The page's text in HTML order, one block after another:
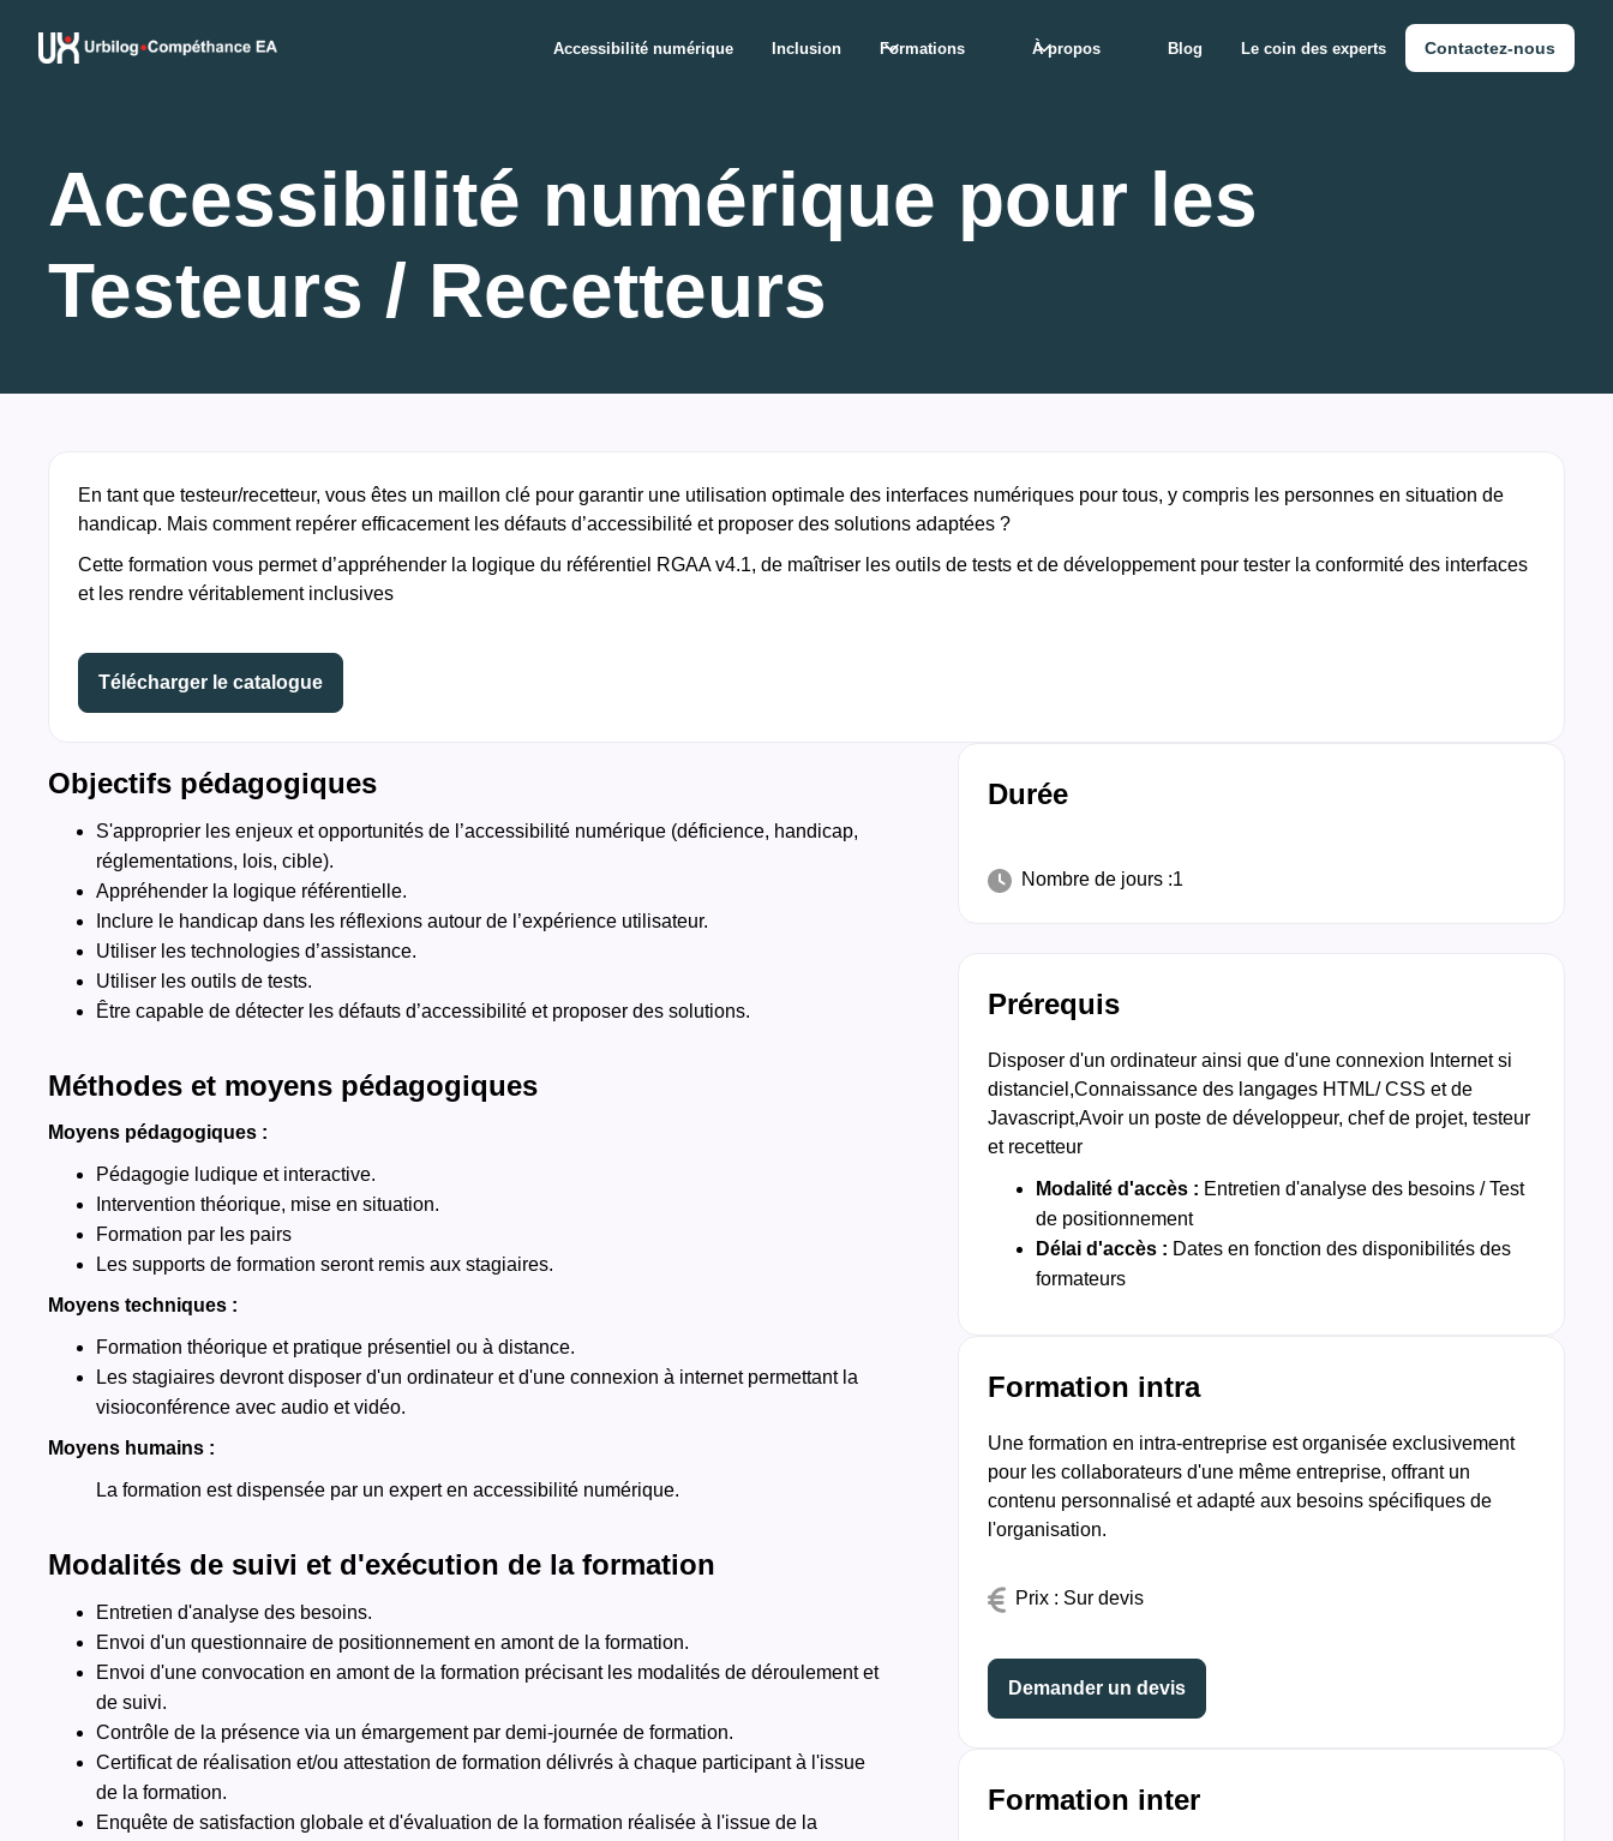
Accessibilité numérique Inclusion Formations À propos Blog Le coin des experts Contactez-nous
Accessibilité numérique pour les
Testeurs / Recetteurs
En tant que testeur/recetteur, vous êtes un maillon clé pour garantir une utilisation optimale des interfaces numériques pour tous, y compris les personnes en situation de
handicap. Mais comment repérer efficacement les défauts d’accessibilité et proposer des solutions adaptées ?
Cette formation vous permet d’appréhender la logique du référentiel RGAA v4.1, de maîtriser les outils de tests et de développement pour tester la conformité des interfaces
et les rendre véritablement inclusives
Télécharger le catalogue
Objectifs pédagogiques
S'approprier les enjeux et opportunités de l’accessibilité numérique (déficience, handicap,
réglementations, lois, cible).
Appréhender la logique référentielle.
Inclure le handicap dans les réflexions autour de l’expérience utilisateur.
Utiliser les technologies d’assistance.
Utiliser les outils de tests.
Être capable de détecter les défauts d’accessibilité et proposer des solutions.
Méthodes et moyens pédagogiques
Moyens pédagogiques :
Pédagogie ludique et interactive.
Intervention théorique, mise en situation.
Formation par les pairs
Les supports de formation seront remis aux stagiaires.
Moyens techniques :
Formation théorique et pratique présentiel ou à distance.
Les stagiaires devront disposer d'un ordinateur et d'une connexion à internet permettant la
visioconférence avec audio et vidéo.
Moyens humains :
La formation est dispensée par un expert en accessibilité numérique.
Modalités de suivi et d'exécution de la formation
Entretien d'analyse des besoins.
Envoi d'un questionnaire de positionnement en amont de la formation.
Envoi d'une convocation en amont de la formation précisant les modalités de déroulement et
de suivi.
Contrôle de la présence via un émargement par demi-journée de formation.
Certificat de réalisation et/ou attestation de formation délivrés à chaque participant à l'issue
de la formation.
Enquête de satisfaction globale et d'évaluation de la formation réalisée à l'issue de la
Durée
Nombre de jours :1
Prérequis
Disposer d'un ordinateur ainsi que d'une connexion Internet si
distanciel,Connaissance des langages HTML/ CSS et de
Javascript,Avoir un poste de développeur, chef de projet, testeur
et recetteur
Modalité d'accès : Entretien d'analyse des besoins / Test
de positionnement
Délai d'accès : Dates en fonction des disponibilités des
formateurs
Formation intra
Une formation en intra-entreprise est organisée exclusivement
pour les collaborateurs d'une même entreprise, offrant un
contenu personnalisé et adapté aux besoins spécifiques de
l'organisation.
Prix : Sur devis
Demander un devis
Formation inter